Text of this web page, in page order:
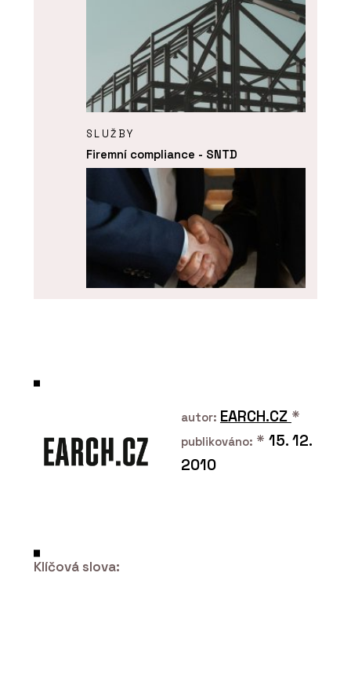
SLUŽBY
Firemní compliance - SNTD
Sokol, Novák, Trojan, Doleček a
autor: EARCH.CZ *
publikováno: * 15. 12.
2010
Klíčová slova: